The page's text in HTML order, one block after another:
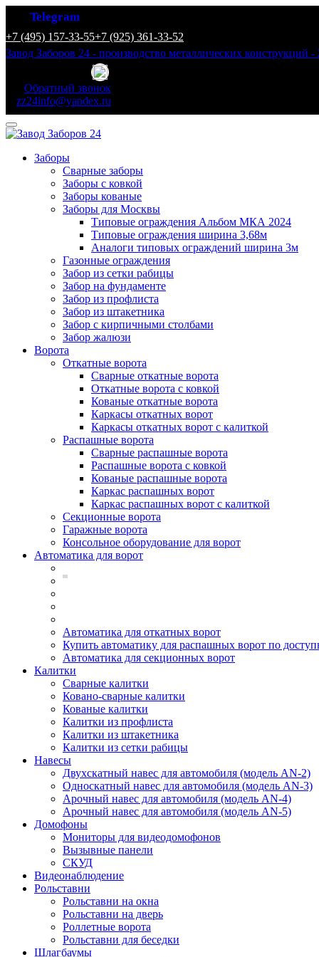
+7 (495) 157-33-55+7 (925) 361-33-52
Завод Заборов 24 - производство металлических конструкций -
Telegram
Обратный звонок
zz24info@yandex.ru
Заборы
Сварные заборы
Заборы с ковкой
Заборы кованые
Заборы для Москвы
Типовые ограждения Альбом МКА 2024
Типовые ограждения ширина 3,68м
Аналоги типовых ограждений ширина 3м
Газонные ограждения
Забор из сетки рабицы
Забор на фундаменте
Забор из профлиста
Забор из штакетника
Забор с кирпичными столбами
Забор жалюзи
Ворота
Откатные ворота
Сварные откатные ворота
Откатные ворота с ковкой
Кованые откатные ворота
Каркасы откатных ворот
Каркасы откатных ворот с калиткой
Распашные ворота
Сварные распашные ворота
Распашные ворота с ковкой
Кованые распашные ворота
Каркас распашных ворот
Каркас распашных ворот с калиткой
Секционные ворота
Гаражные ворота
Консольное оборудование для ворот
Автоматика для ворот
Автоматика для откатных ворот
Купить автоматику для распашных ворот по
Автоматика для секционных ворот
Калитки
Сварные калитки
Ковано-сварные калитки
Кованые калитки
Калитки из профлиста
Калитки из штакетника
Калитки из сетки рабицы
Навесы
Двухскатный навес для автомобиля (модель AN-2)
Односкатный навес для автомобиля (модель AN-3)
Арочный навес для автомобиля (модель AN-4)
Арочный навес для автомобиля (модель AN-5)
Домофоны
Мониторы для видеодомофонов
Вызывные панели
СКУД
Видеонаблюдение
Рольставни
Рольставни на окна
Рольставни на дверь
Роллетные ворота
Рольставни для беседки
Шлагбаумы